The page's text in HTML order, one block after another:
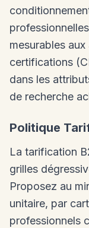
mesurables
certifications
dans les
de recherche
Politique
La tarification
grilles
Proposez au
unitaire, par
professionnels